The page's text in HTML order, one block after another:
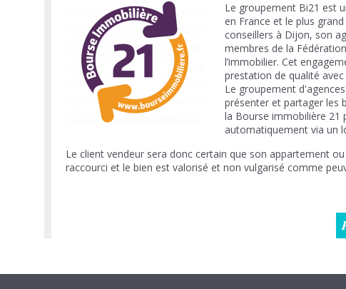
Le groupement Bi21 est
en France et le plus
conseillers à Dijon, son
membres de la
l’immobilier. Cet
prestation de qualité
Le groupement
présenter et partager les
la Bourse immobilière 21
automatiquement via un
Le client vendeur sera donc certain que son appartement
raccourci et le bien est valorisé et non vulgarisé comme